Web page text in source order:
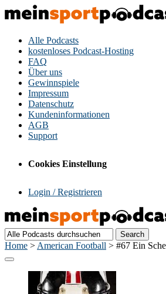
Alle Podcasts
kostenloses Podcast-Hosting
FAQ
Über uns
Gewinnspiele
Impressum
Datenschutz
Kundeninformationen
AGB
Support
Cookies Einstellung
Login / Registrieren
Home > American Football > #67 Ein